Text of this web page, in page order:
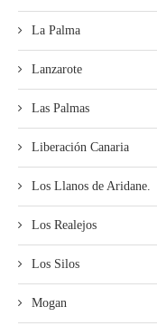
La Palma
Lanzarote
Las Palmas
Liberación Canaria
Los Llanos de Aridane.
Los Realejos
Los Silos
Mogan